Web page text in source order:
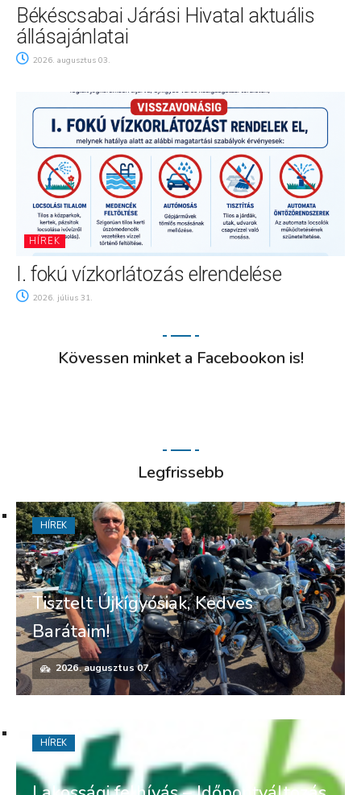
Békéscsabai Járási Hivatal aktuális
állásajánlatai
2026. augusztus 03.
HÍREK
I. fokú vízkorlátozás elrendelése
2026. július 31.
Kövessen minket a Facebookon is!
Legfrissebb
Tisztelt Újkígyósiak, Kedves
Barátaim!
2026. augusztus 07.
HÍREK
HÍREK